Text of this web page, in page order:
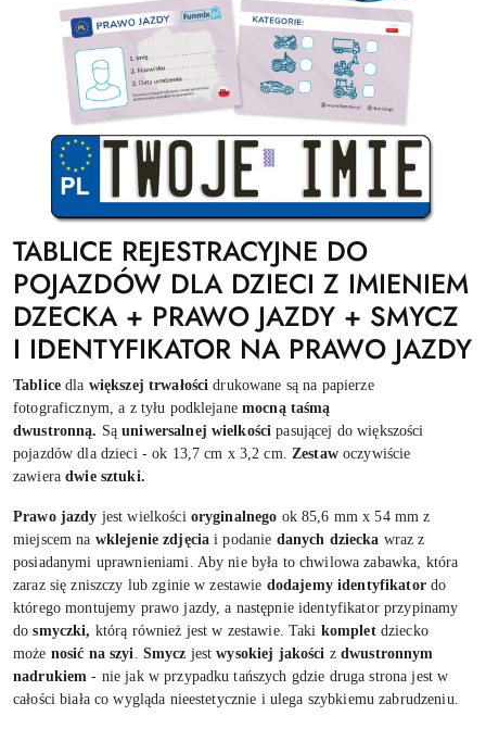
TABLICE REJESTRACYJNE DO
POJAZDÓW DLA DZIECI Z IMIENIEM
DZECKA + PRAWO JAZDY + SMYCZ
I IDENTYFIKATOR NA PRAWO JAZDY
Tablicedla większej trwałości drukowane są na papierze
fotograficznym, a z tyłu podklejanemocną taśmą
dwustronną. Sąuniwersalnej wielkości pasującej do większości
pojazdów dla dzieci - ok 13,7 cm x 3,2 cm.Zestawoczywiście
zawieradwie sztuki.
Prawo jazdy jest wielkości oryginalnego ok 85,6 mm x 54 mm z
miejscem na wklejenie zdjęcia i podanie danych dziecka wraz z
posiadanymi uprawnieniami. Aby nie była to chwilowa zabawka, która
zaraz się zniszczy lub zginie w zestawie dodajemy identyfikatordo
którego montujemy prawo jazdy, a następnie identyfikator przypinamy
dosmyczki, którą również jest w zestawie. Taki komplet dziecko
może nosić na szyi. Smycz jestwysokiej jakości zdwustronnym
nadrukiem - nie jak w przypadku tańszych gdzie druga strona jest w
całości biała co wygląda nieestetycznie i ulega szybkiemu zabrudzeniu.